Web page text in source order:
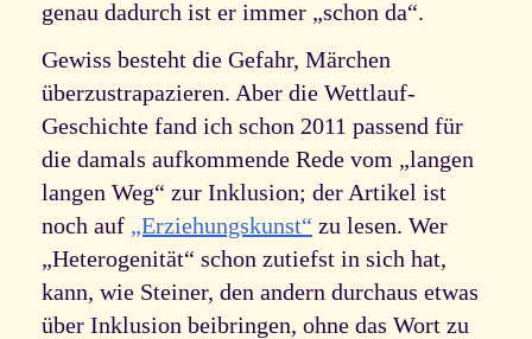
genau dadurch ist er immer „schon da“.
Gewiss besteht die Gefahr, Märchen
überzustrapazieren. Aber die Wettlauf-
Geschichte fand ich schon 2011 passend für
die damals aufkommende Rede vom „langen
langen Weg“ zur Inklusion; der Artikel ist
noch auf „Erziehungskunst“ zu lesen. Wer
„Heterogenität“ schon zutiefst in sich hat,
kann, wie Steiner, den andern durchaus etwas
über Inklusion beibringen, ohne das Wort zu